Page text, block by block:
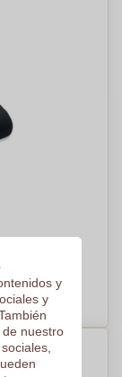
y
y
nuestro